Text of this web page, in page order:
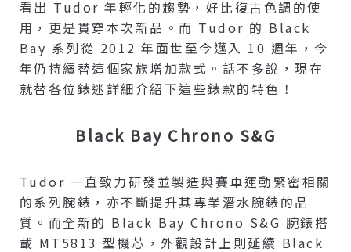
看出 Tudor 年輕化的趨勢，好比復古色調的使
用，更是貫穿本次新品。而 Tudor 的 Black
Bay 系列從 2012 年面世至今邁入 10 週年，今
年仍持續替這個家族增加款式。話不多說，現在
就替各位錶迷詳細介紹下這些錶款的特色！
Black Bay Chrono S&G
Tudor 一直致力研發並製造與賽車運動緊密相關
的系列腕錶，亦不斷提升其專業潛水腕錶的品
質。而全新的 Black Bay Chrono S&G 腕錶搭
載 MT5813 型機芯，外觀設計上則延續 Black